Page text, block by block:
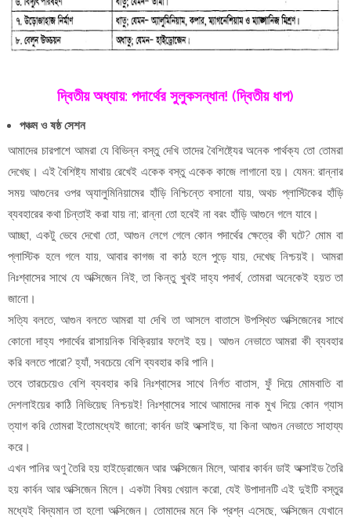
দ্বিতীয় অধ্যায়: পদার্থের সুলুকসন্ধান! (দ্বিতীয় ধাপ)
পঞ্চম ও ষষ্ঠ সেশন
আমাদের চারপাশে আমরা যে বিভিন্ন বস্তু দেখি তাদের বৈশিষ্ট্যের অনেক পার্থক্য তো তোমরা
দেখেছ। এই বৈশিষ্ট্য মাথায় রেখেই একেক বস্তু একেক কাজে লাগানো হয়। যেমন: রান্নার
সময় আগুনের ওপর অ্যালুমিনিয়ামের হাঁড়ি নিশ্চিন্তে বসানো যায়, অথচ প্লাস্টিকের হাঁড়ি
ব্যবহারের কথা চিন্তাই করা যায় না; রান্না তো হবেই না বরং হাঁড়ি আগুনে গলে যাবে।
আচ্ছা, একটু ভেবে দেখো তো, আগুন লেগে গেলে কোন পদার্থের ক্ষেত্রে কী ঘটে? মোম বা
প্লাস্টিক হলে গলে যায়, আবার কাগজ বা কাঠ হলে পুড়ে যায়, দেখেছ নিশ্চয়ই। আমরা
নিঃশ্বাসের সাথে যে অক্সিজেন নিই, তা কিন্তু খুবই দাহ্য পদার্থ, তোমরা অনেকেই হয়ত তা
জানো।
সত্যি বলতে, আগুন বলতে আমরা যা দেখি তা আসলে বাতাসে উপস্থিত অক্সিজেনের সাথে
কোনো দাহ্য পদার্থের রাসায়নিক বিক্রিয়ার ফলেই হয়। আগুন নেভাতে আমরা কী ব্যবহার
করি বলতে পারো? হ্যাঁ, সবচেয়ে বেশি ব্যবহার করি পানি।
তবে তারচেয়েও বেশি ব্যবহার করি নিঃশ্বাসের সাথে নির্গত বাতাস, ফুঁ দিয়ে মোমবাতি বা
দেশলাইয়ের কাঠি নিভিয়েছ নিশ্চয়ই! নিঃশ্বাসের সাথে আমাদের নাক মুখ দিয়ে কোন গ্যাস
ত্যাগ করি তোমরা ইতোমধ্যেই জানো; কার্বন ডাই অক্সাইড, যা কিনা আগুন নেভাতে সাহায্য
করে।
এখন পানির অণু তৈরি হয় হাইড্রোজেন আর অক্সিজেন মিলে, আবার কার্বন ডাই অক্সাইড তৈরি
হয় কার্বন আর অক্সিজেন মিলে। একটা বিষয় খেয়াল করো, যেই উপাদানটি এই দুইটি বস্তুর
মধ্যেই বিদ্যমান তা হলো অক্সিজেন। তোমাদের মনে কি প্রশ্ন এসেছে, অক্সিজেন যেখানে